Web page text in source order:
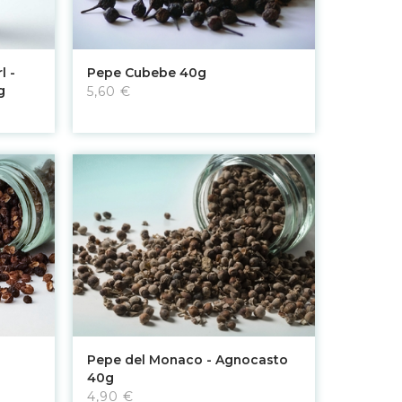
-
Aggiungi al carrello
Pepe Cubebe 40g
5,60 €
Aggiungi al carrello
Pepe del Monaco - Agnocasto
40g
4,90 €